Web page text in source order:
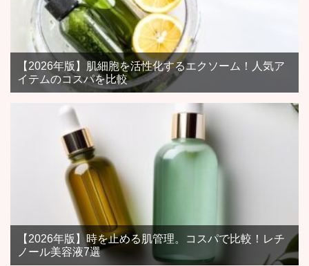
【2026年版】肌細胞を活性化するエクソーム！人気ア
イテムのコスパを比較
【2026年版】時を止める肌管理。コスパで比較！レチ
ノール美容液7選